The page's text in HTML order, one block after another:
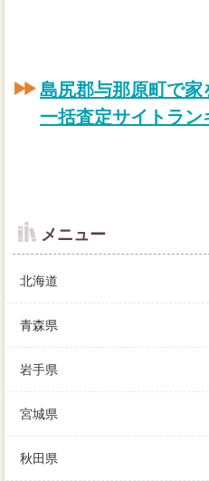
島尻郡与那原町で
一括査定サイトラン
住まいを売るためには、上
メニュー
北海道
青森県
岩手県
宮城県
秋田県